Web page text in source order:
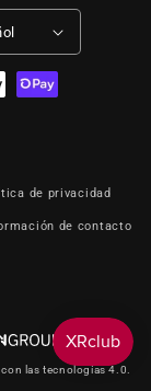
de privacidad
de contacto
las tecnologías 4.0.